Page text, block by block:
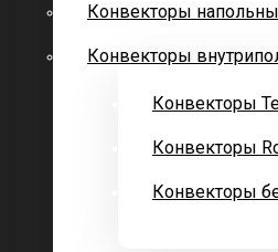
Конвекторы
Конвекторы
Конвекторы
Конвекторы
Конвекторы